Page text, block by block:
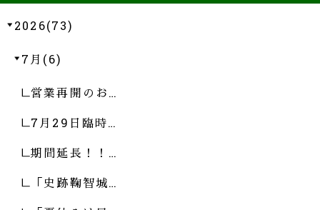
2026(73)
7月(6)
営業再開のお…
7月29日臨時…
期間延長！！…
「史跡鞠智城…